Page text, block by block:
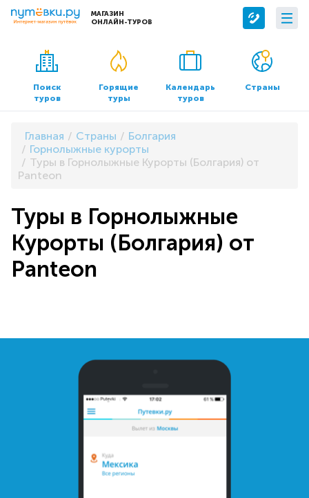
МАГАЗИН
ОНЛАЙН-ТУРОВ
Сервисы
Бронирование отелей
Трансфер
О компании
О нас
Контакты
Документы и реквизиты
Офисы продаж
Поиск
туров
Горящие
туры
Календарь
туров
Страны
Главная Страны
Болгария
Горнолыжные курорты
Туры в Горнолыжные Курорты (Болгария) от
Panteon
Туры в Горнолыжные
Курорты (Болгария) от
Panteon